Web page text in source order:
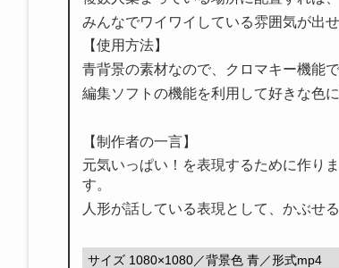
みんなでワイワイしている雰囲気が出
【使用方法】
青背景の素材なので、クロマキー機能
編集ソフトの機能を利用して好きな色
【制作者の一言】
元気いっぱい！を表現するために作り
す。
人形が話している表現として、かぶせ
サイズ 1080×1080／背景色 青／形式mp4